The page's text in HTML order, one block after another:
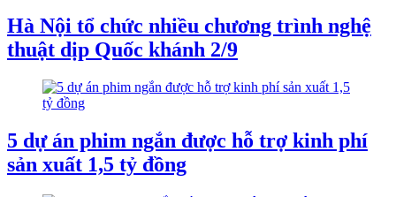
Hà Nội tổ chức nhiều chương trình nghệ
thuật dịp Quốc khánh 2/9
5 dự án phim ngắn được hỗ trợ kinh phí
sản xuất 1,5 tỷ đồng